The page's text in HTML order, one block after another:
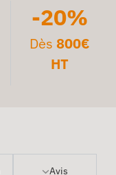
-20%
Dès 800€
HT
Avis